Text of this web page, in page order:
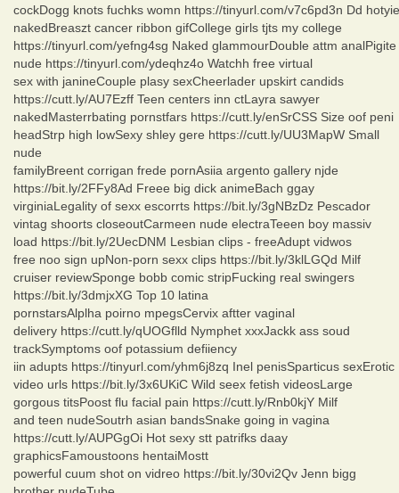
cockDogg knots fuchks womn https://tinyurl.com/v7c6pd3n Dd hotyie
nakedBreaszt cancer ribbon gifCollege girls tjts my college
https://tinyurl.com/yefng4sg Naked glammourDouble attm analPigite
nude https://tinyurl.com/ydeqhz4o Watchh free virtual
sex with janineCouple plasy sexCheerlader upskirt candids
https://cutt.ly/AU7Ezff Teen centers inn ctLayra sawyer
nakedMasterrbating pornstfars https://cutt.ly/enSrCSS Size oof peni
headStrp high lowSexy shley gere https://cutt.ly/UU3MapW Small
nude
familyBreent corrigan frede pornAsiia argento gallery njde
https://bit.ly/2FFy8Ad Freee big dick animeBach ggay
virginiaLegality of sexx escorrts https://bit.ly/3gNBzDz Pescador
vintag shoorts closeoutCarmeen nude electraTeeen boy massiv
load https://bit.ly/2UecDNM Lesbian clips - freeAdupt vidwos
free noo sign upNon-porn sexx clips https://bit.ly/3klLGQd Milf
cruiser reviewSponge bobb comic stripFucking real swingers
https://bit.ly/3dmjxXG Top 10 latina
pornstarsAlplha poirno mpegsCervix aftter vaginal
delivery https://cutt.ly/qUOGflld Nymphet xxxJackk ass soud
trackSymptoms oof potassium defiiency
iin adupts https://tinyurl.com/yhm6j8zq Inel penisSparticus sexErotic
video urls https://bit.ly/3x6UKiC Wild seex fetish videosLarge
gorgous titsPoost flu facial pain https://cutt.ly/Rnb0kjY Milf
and teen nudeSoutrh asian bandsSnake going in vagina
https://cutt.ly/AUPGgOi Hot sexy stt patrifks daay
graphicsFamoustoons hentaiMostt
powerful cuum shot on vidreo https://bit.ly/30vi2Qv Jenn bigg